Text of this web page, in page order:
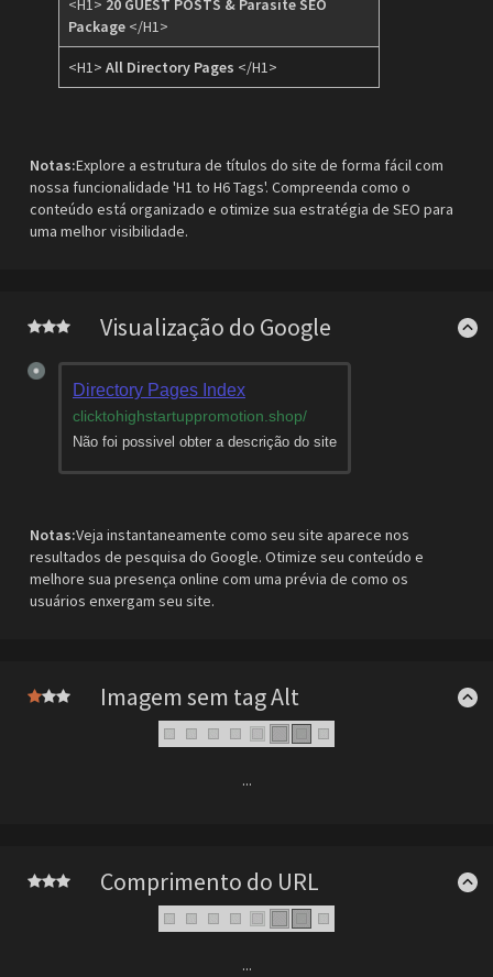
<H1> 20 GUEST POSTS & Parasite SEO
Package </H1>
<H1> All Directory Pages </H1>
Notas:Explore a estrutura de títulos do site de forma fácil com
nossa funcionalidade 'H1 to H6 Tags'. Compreenda como o
conteúdo está organizado e otimize sua estratégia de SEO para
uma melhor visibilidade.
Visualização do Google
Directory Pages Index
clicktohighstartuppromotion.shop/
Não foi possivel obter a descrição do site
Notas:Veja instantaneamente como seu site aparece nos
resultados de pesquisa do Google. Otimize seu conteúdo e
melhore sua presença online com uma prévia de como os
usuários enxergam seu site.
Imagem sem tag Alt
...
Comprimento do URL
...